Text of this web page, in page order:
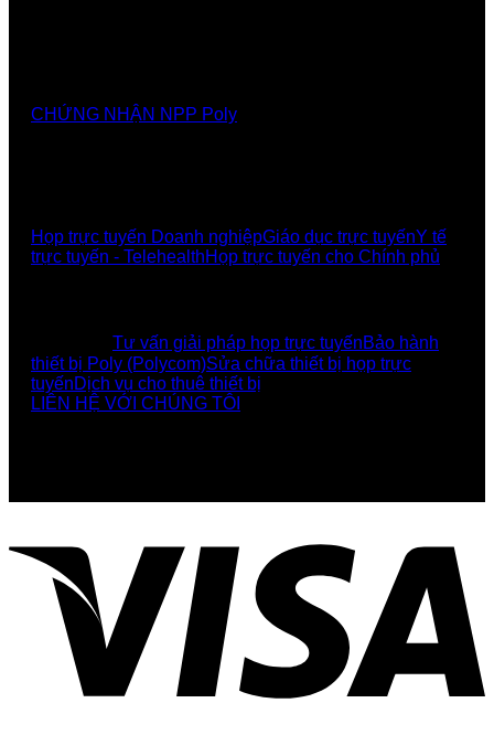
CHỨNG NHẬN NPP Poly
Họp trực tuyến Doanh nghiệpGiáo dục trực tuyếnY tế
trực tuyến - TelehealthHọp trực tuyến cho Chính phủ
Tư vấn giải pháp họp trực tuyếnBảo hành
thiết bị Poly (Polycom)Sửa chữa thiết bị họp trực
tuyếnDịch vụ cho thuê thiết bị
LIÊN HỆ VỚI CHÚNG TÔI